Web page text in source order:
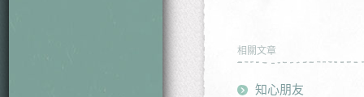
相關文章
知心朋友